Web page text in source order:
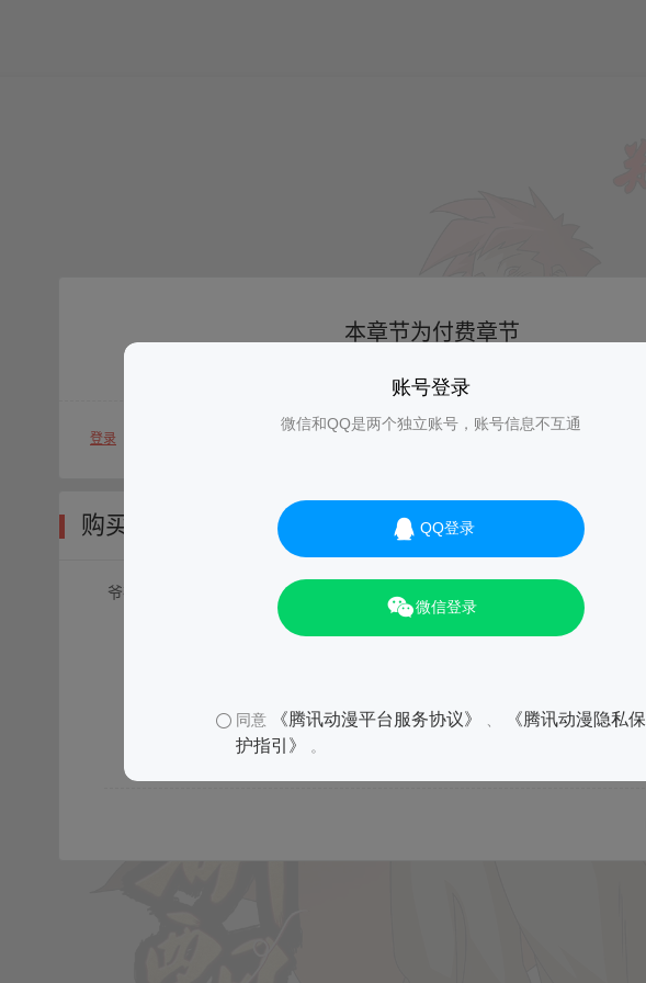
账号登录
微信和QQ是两个独立账号，账号信息不互通
QQ登录
微信登录
同意 《腾讯动漫平台服务协议》
《腾讯动漫隐私保
护指引》
。